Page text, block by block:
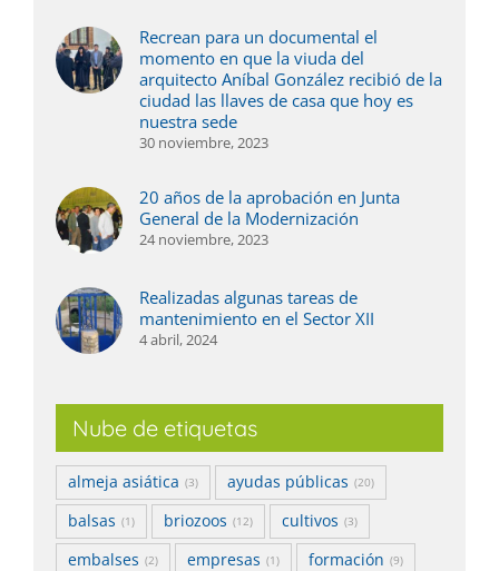
Recrean para un documental el
momento en que la viuda del
arquitecto Aníbal González recibió de la
ciudad las llaves de casa que hoy es
nuestra sede
30 noviembre, 2023
20 años de la aprobación en Junta
General de la Modernización
24 noviembre, 2023
Realizadas algunas tareas de
mantenimiento en el Sector XII
4 abril, 2024
Nube de etiquetas
almeja asiática (3) ayudas públicas (20)
balsas (1) briozoos (12) cultivos (3)
embalses (2) empresas (1) formación (9)